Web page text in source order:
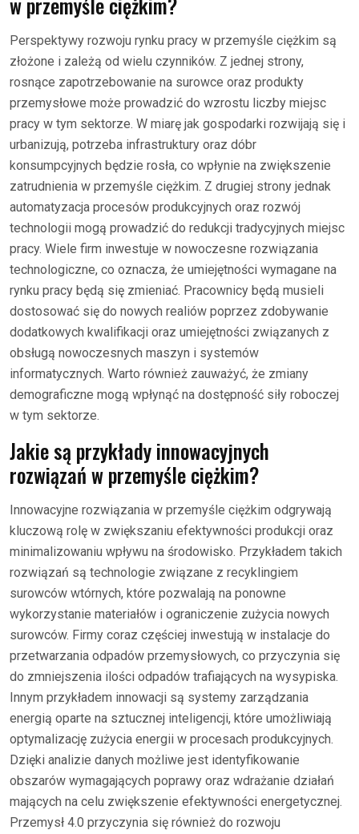
Perspektywy rozwoju rynku pracy w przemyśle ciężkim są
złożone i zależą od wielu czynników. Z jednej strony,
rosnące zapotrzebowanie na surowce oraz produkty
przemysłowe może prowadzić do wzrostu liczby miejsc
pracy w tym sektorze. W miarę jak gospodarki rozwijają się i
urbanizują, potrzeba infrastruktury oraz dóbr
konsumpcyjnych będzie rosła, co wpłynie na zwiększenie
zatrudnienia w przemyśle ciężkim. Z drugiej strony jednak
automatyzacja procesów produkcyjnych oraz rozwój
technologii mogą prowadzić do redukcji tradycyjnych miejsc
pracy. Wiele firm inwestuje w nowoczesne rozwiązania
technologiczne, co oznacza, że umiejętności wymagane na
rynku pracy będą się zmieniać. Pracownicy będą musieli
dostosować się do nowych realiów poprzez zdobywanie
dodatkowych kwalifikacji oraz umiejętności związanych z
obsługą nowoczesnych maszyn i systemów
informatycznych. Warto również zauważyć, że zmiany
demograficzne mogą wpłynąć na dostępność siły roboczej
w tym sektorze.
Jakie są przykłady innowacyjnych
rozwiązań w przemyśle ciężkim?
Innowacyjne rozwiązania w przemyśle ciężkim odgrywają
kluczową rolę w zwiększaniu efektywności produkcji oraz
minimalizowaniu wpływu na środowisko. Przykładem takich
rozwiązań są technologie związane z recyklingiem
surowców wtórnych, które pozwalają na ponowne
wykorzystanie materiałów i ograniczenie zużycia nowych
surowców. Firmy coraz częściej inwestują w instalacje do
przetwarzania odpadów przemysłowych, co przyczynia się
do zmniejszenia ilości odpadów trafiających na wysypiska.
Innym przykładem innowacji są systemy zarządzania
energią oparte na sztucznej inteligencji, które umożliwiają
optymalizację zużycia energii w procesach produkcyjnych.
Dzięki analizie danych możliwe jest identyfikowanie
obszarów wymagających poprawy oraz wdrażanie działań
mających na celu zwiększenie efektywności energetycznej.
Przemysł 4.0 przyczynia się również do rozwoju